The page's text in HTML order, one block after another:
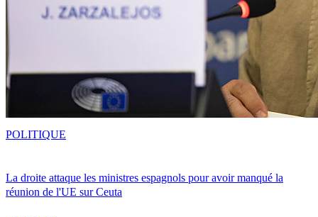
La droite attaque les ministres espagnols pour avoir manqué la
réunion de l'UE sur Ceuta
POLITIQUE